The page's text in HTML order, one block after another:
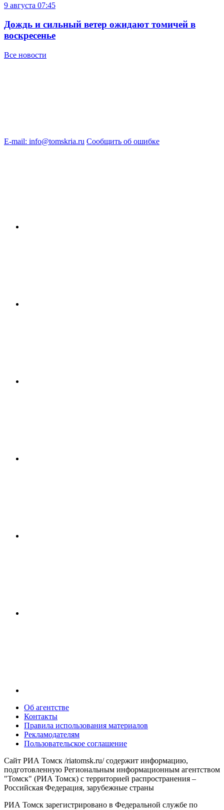
9 августа 07:45
Дождь и сильный ветер ожидают томичей в
воскресенье
Все новости
E-mail: info@tomskria.ru Сообщить об ошибке
Об агентстве
Контакты
Правила использования материалов
Рекламодателям
Пользовательское соглашение
Сайт РИА Томск /riatomsk.ru/ содержит информацию,
подготовленную Региональным информационным агентством
"Томск" (РИА Томск) с территорией распространения –
Российская Федерация, зарубежные страны
РИА Томск зарегистрировано в Федеральной службе по